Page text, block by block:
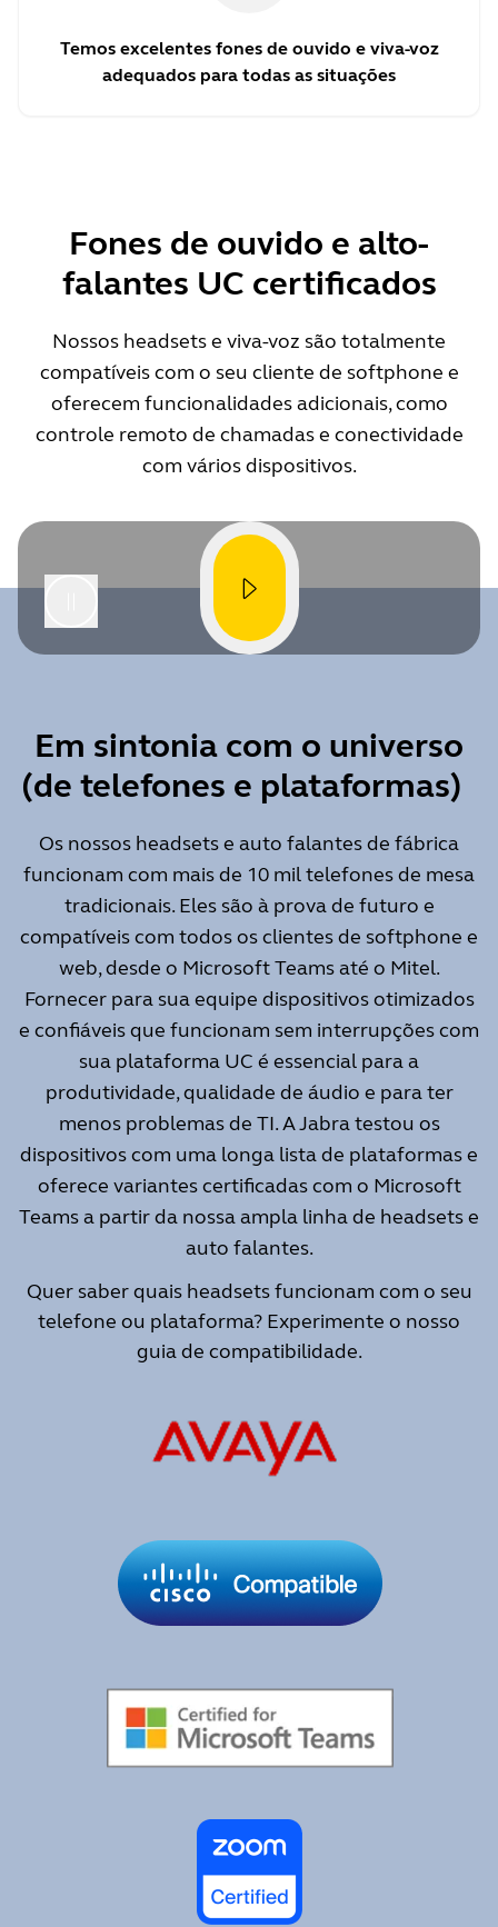
Temos excelentes fones de ouvido e viva-voz
adequados para todas as situações
Fones de ouvido e alto-
falantes UC certificados
Nossos headsets e viva-voz são totalmente
compatíveis com o seu cliente de softphone e
oferecem funcionalidades adicionais, como
controle remoto de chamadas e conectividade
com vários dispositivos.
Em sintonia com o universo
(de telefones e plataformas)
Os nossos headsets e auto falantes de fábrica
funcionam com mais de 10 mil telefones de mesa
tradicionais. Eles são à prova de futuro e
compatíveis com todos os clientes de softphone e
web, desde o Microsoft Teams até o Mitel.
Fornecer para sua equipe dispositivos otimizados
e confiáveis que funcionam sem interrupções com
sua plataforma UC é essencial para a
produtividade, qualidade de áudio e para ter
menos problemas de TI. A Jabra testou os
dispositivos com uma longa lista de plataformas e
oferece variantescertificadas com o Microsoft
Teamsa partir da nossa ampla linha de headsets e
auto falantes.
Quer saber quais headsets funcionam com o seu
telefone ou plataforma? Experimente o nosso
guia de compatibilidade.